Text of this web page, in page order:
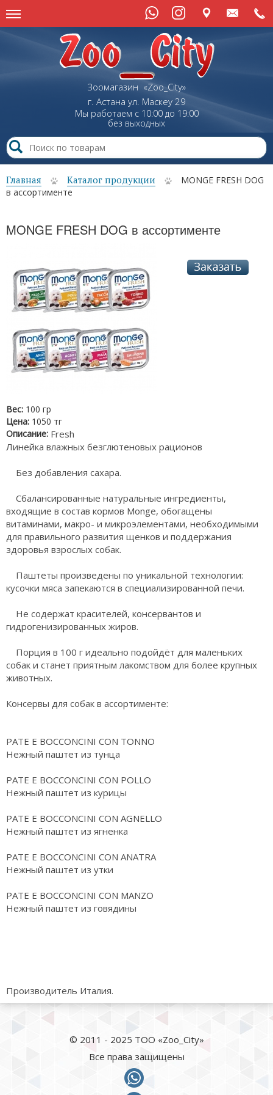
Зоомагазин «Zoo_City»
г. Астана ул. Маскеу29
Мы работаем с 10:00 до 19:00
без выходных
Главная Каталог продукции
MONGE FRESH DOG
в ассортименте
MONGE FRESH DOG в ассортименте
Вес: 100 гр
Цена: 1050 тг
Описание: Fresh
Линейка влажных безглютеновых рационов
Без добавления сахара.
Сбалансированные натуральные ингредиенты,
входящие в состав кормов Monge, обогащены
витаминами, макро- и микроэлементами, необходимыми
для правильного развития щенков и поддержания
здоровья взрослых собак.
Паштеты произведены по уникальной технологии:
кусочки мяса запекаются в специализированной печи.
Не содержат красителей, консервантов и
гидрогенизированных жиров.
Порция в 100 г идеально подойдёт для маленьких
собак и станет приятным лакомством для более крупных
животных.
Консервы для собак в ассортименте:
PATE E BOCCONCINI CON TONNO
Нежный паштет из тунца
PATE E BOCCONCINI CON POLLO
Нежный паштет из курицы
PATE E BOCCONCINI CON AGNELLO
Нежный паштет из ягненка
PATE E BOCCONCINI CON ANATRA
Нежный паштет из утки
PATE E BOCCONCINI CON MANZO
Нежный паштет из говядины
Производитель Италия.
© 2011 - 2025 ТОО «Zoo_City»
Все права защищены